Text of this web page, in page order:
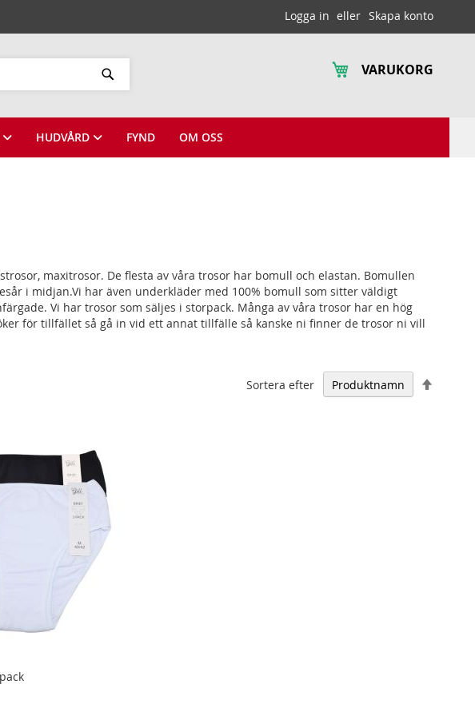
Logga in Skapa konto
VARUKORG
HUDVÅRD FYND OM OSS
maxitrosor. De flesta av våra trosor har bomull och elastan. Bomullen
i midjan.Vi har även underkläder med 100% bomull som sitter väldigt
Vi har trosor som säljes i storpack. Många av våra trosor har en hög
för tillfället så gå in vid ett annat tillfälle så kanske ni finner de trosor ni vill
Sortera efter